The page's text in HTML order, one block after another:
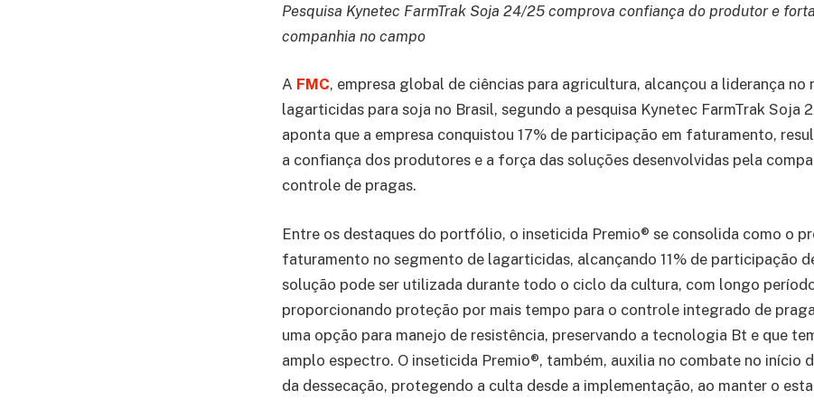
Pesquisa Kynetec FarmTrak Soja 24/25 comprova confiança do produtor e
companhia no campo
A FMC, empresa global de ciências para agricultura, alcançou a liderança no
lagarticidas para soja no Brasil, segundo a pesquisa Kynetec FarmTrak Soja
aponta que a empresa conquistou 17% de participação em faturamento,
a confiança dos produtores e a força das soluções desenvolvidas pela
controle de pragas.
Entre os destaques do portfólio, o inseticida Premio® se consolida como o
faturamento no segmento de lagarticidas, alcançando 11% de participação
solução pode ser utilizada durante todo o ciclo da cultura, com longo
proporcionando proteção por mais tempo para o controle integrado de
uma opção para manejo de resistência, preservando a tecnologia Bt e que
amplo espectro. O inseticida Premio®, também, auxilia no combate no início
da dessecação, protegendo a culta desde a implementação, ao manter o